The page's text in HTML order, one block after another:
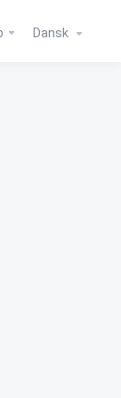
Dansk